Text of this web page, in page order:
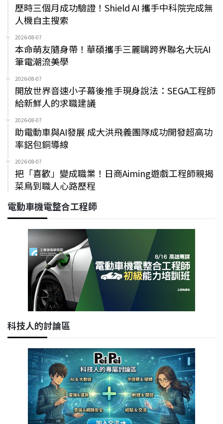
歷時三個月成功驗證！Shield AI 攜手中科院完成無
人機自主搜索
2026-08-07
本命萌友隨身帶！華碩攜手三麗鷗跨界聯名大玩AI
筆電潮流美學
2026-08-07
開放世界音速小子幕後推手現身說法：SEGA工程師
給新鮮人的求職建議
2026-08-07
助電動車與AI發展 成大洪飛義團隊成功開發超高功
率鋁包銅導線
2026-08-07
把「喜歡」變成職業！日商Aiming遊戲工程師親揭
菜鳥到職人心路歷程
電動車機電整合工程師
科技人的討論區